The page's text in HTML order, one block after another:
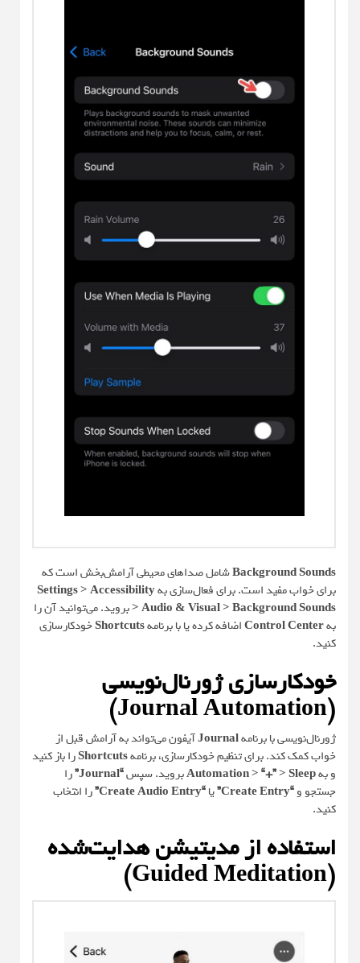
Background Soundsشامل صداهای محیطی آرامش‌بخش است که
برای خواب مفید است. برای فعال‌سازی بهSettings > Accessibility
> Audio & Visual > Background Soundsبروید. می‌توانید آن را
Control Centerاضافه کرده یا با برنامهShortcutsخودکارسازی
کنید.
خودکارسازی ژورنال‌نویسی
ژورنال‌نویسی با برنامهJournalآیفون می‌تواند به آرامش قبل از
خواب کمک کند. برای تنظیم خودکارسازی، برنامهShortcutsرا باز کنید
و بهAutomation > “+” > Sleepبروید. سپس“Journal”
را
جستجو و“Create Entry” یا“Create Audio Entry”
را انتخاب
کنید.
استفاده از مدیتیشن هدایت‌شده